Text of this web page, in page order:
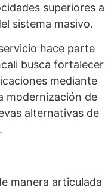
superiores a
sistema masivo.
hace parte
busca fortalecer
mediante
modernización de
alternativas de
manera articulada